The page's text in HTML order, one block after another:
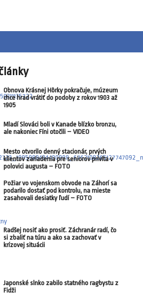
Obnova Krásnej Hôrky pokračuje, múzeum
chce hrad vrátiť do podoby z rokov 1903 až
1905
Mladí Slováci boli v Kanade blízko bronzu,
ale nakoniec Fíni otočili – VIDEO
Mesto otvorilo denný stacionár, prvých
klientov zariadenia pre seniorov privíta v
polovici augusta – FOTO
Požiar vo vojenskom obvode na Záhorí sa
podarilo dostať pod kontrolu, na mieste
zasahovali desiatky ľudí – FOTO
Radšej nosiť ako prosiť. Záchranár radí, čo
si zbaliť na túru a ako sa zachovať v
krízovej situácii
Japonské slnko zabilo statného ragbystu z
Fidži